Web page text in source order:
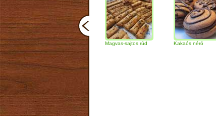
Csokoládés-diós
szendvics
Magvas-sajtos rúd Kakaós néró